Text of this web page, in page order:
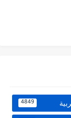
4849